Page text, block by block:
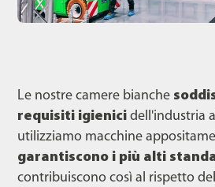
Le nostre camere bianche
requisiti igienici dell'industria
utilizziamo macchine
garantiscono i più alti
contribuiscono così al rispetto